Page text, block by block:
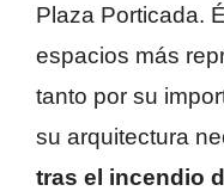
Plaza Porticada.
espacios más
tanto por su
su arquitectura
tras el incendio